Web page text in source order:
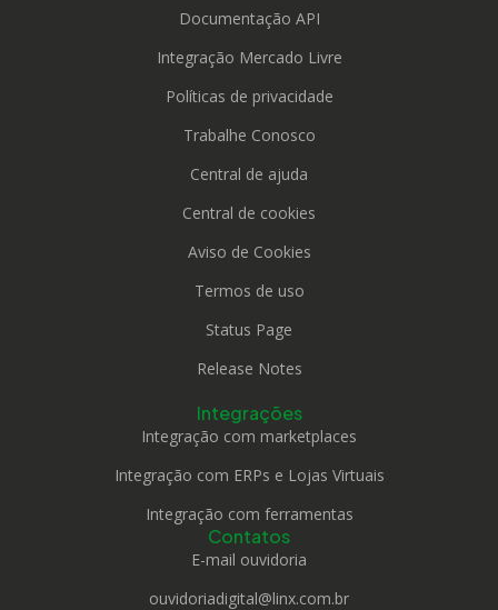
Documentação API
Integração Mercado Livre
Políticas de privacidade
Trabalhe Conosco
Central de ajuda
Central de cookies
Aviso de Cookies
Termos de uso
Status Page
Release Notes
Integrações
Integração com marketplaces
Integração com ERPs e Lojas Virtuais
Integração com ferramentas
Contatos
E-mail ouvidoria
ouvidoriadigital@linx.com.br